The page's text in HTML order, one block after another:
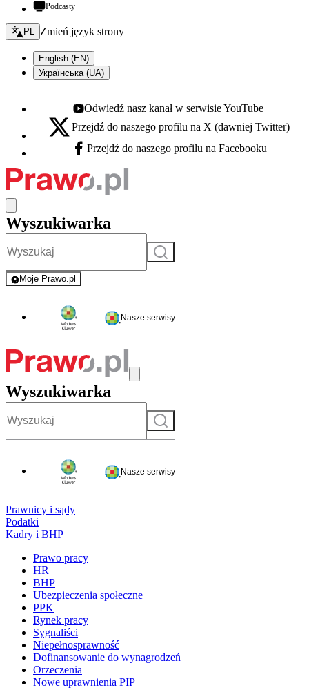
Podcasty
Zmień język - bieżący:
PL Zmień język strony
English (EN)
Українська (UA)
Youtube - otwiera się w nowej karcie
Odwiedź nasz kanał w serwisie YouTube
X - otwiera się w nowej karcie
Przejdź do naszego profilu na X (dawniej Twitter)
Facebook - otwiera się w nowej karcie
Przejdź do naszego profilu na Facebooku
Wyszukiwarka
Szukaj
Moje Prawo.pl
- rejestracja i logowanie do serwisu
Nasze serwisy
Wyszukiwarka
Szukaj
Nasze serwisy
Prawnicy i sądy
Podatki
Kadry i BHP
Prawo pracy
HR
BHP
Ubezpieczenia społeczne
PPK
Rynek pracy
Sygnaliści
Niepełnosprawność
Dofinansowanie do wynagrodzeń
Orzeczenia
Nowe uprawnienia PIP